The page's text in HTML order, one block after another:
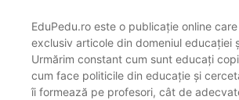
EduPedu.ro este o publicație online
exclusiv articole din domeniul educației
Urmărim constant cum sunt educați
cum face politicile din educație și
îi formează pe profesori, cât de